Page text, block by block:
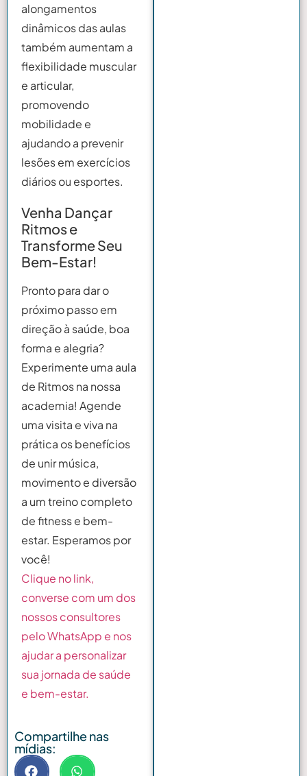
alongamentos
dinâmicos das aulas
também aumentam a
flexibilidade muscular
e articular,
promovendo
mobilidade e
ajudando a prevenir
lesões em exercícios
diários ou esportes.
Venha Dançar
Ritmos e
Transforme Seu
Bem-Estar!
Pronto para dar o
próximo passo em
direção à saúde, boa
forma e alegria?
Experimente uma aula
de Ritmos na nossa
academia! Agende
uma visita e viva na
prática os benefícios
de unir música,
movimento e diversão
a um treino completo
de fitness e bem-
estar. Esperamos por
você!
Clique no link,
converse com um dos
nossos consultores
pelo WhatsApp e nos
ajudar a personalizar
sua jornada de saúde
e bem-estar.
Compartilhe nas
mídias: